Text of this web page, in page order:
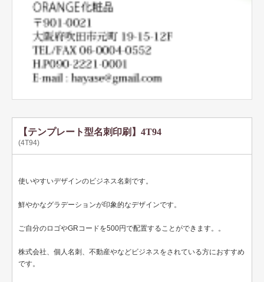
医療関係
ペット名刺
ショップカード
全国福利厚生共済会様式
データ加工オプション
名刺ケース
ロゴマーク販売
医療
【テンプレート型名刺印刷】4T94
(4T94)
使いやすいデザインのビジネス名刺です。
鮮やかなグラデーションが印象的なデザインです。
ご自分のロゴやGRコードを500円で配置することができます。。
株式会社、個人名刺、不動産やなどビジネスをされている方におすすめ
です。